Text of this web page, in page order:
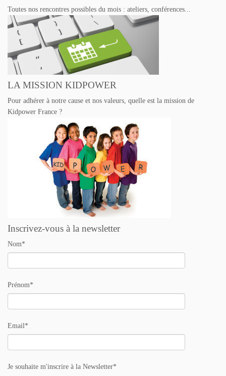
Toutes nos rencontres possibles du mois : ateliers, conférences...
LA MISSION KIDPOWER
Pour adhérer à notre cause et nos valeurs, quelle est la mission de
Kidpower France ?
Inscrivez-vous à la newsletter
Nom*
Prénom*
Email*
Je souhaite m'inscrire à la Newsletter*